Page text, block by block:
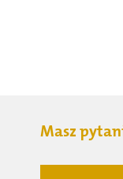
Masz